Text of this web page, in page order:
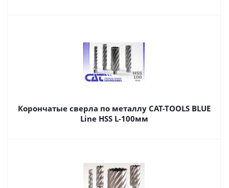
Корончатые сверла по металлу CAT-TOOLS BLUE
Line HSS L-100мм